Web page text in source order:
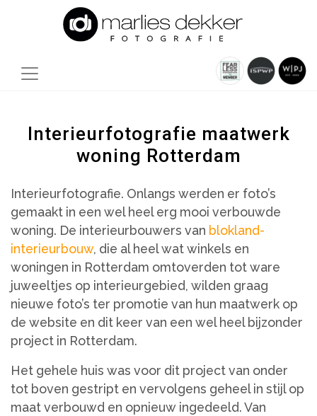
Interieurfotografie maatwerk
woning Rotterdam
Interieurfotografie. Onlangs werden er foto’s
gemaakt in een wel heel erg mooi verbouwde
woning. De interieurbouwers van blokland-
interieurbouw, die al heel wat winkels en
woningen in Rotterdam omtoverden tot ware
juweeltjes op interieurgebied, wilden graag
nieuwe foto’s ter promotie van hun maatwerk op
de website en dit keer van een wel heel bijzonder
project in Rotterdam.
Het gehele huis was voor dit project van onder
tot boven gestript en vervolgens geheel in stijl op
maat verbouwd en opnieuw ingedeeld. Van